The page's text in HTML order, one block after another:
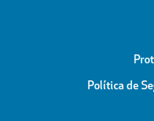
Política de